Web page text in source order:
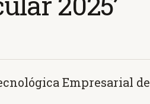
Empresarial de